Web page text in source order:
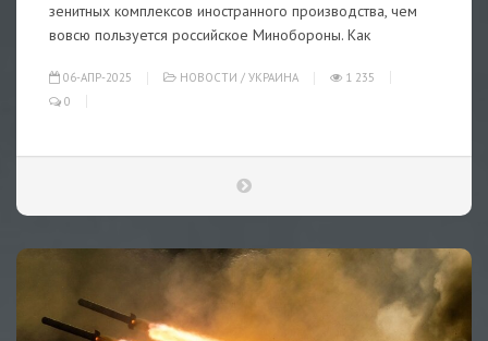
зенитных комплексов иностранного производства, чем
вовсю пользуется российское Минобороны. Как
06-АПР-2025 НОВОСТИ / УКРАИНА
1 235
0